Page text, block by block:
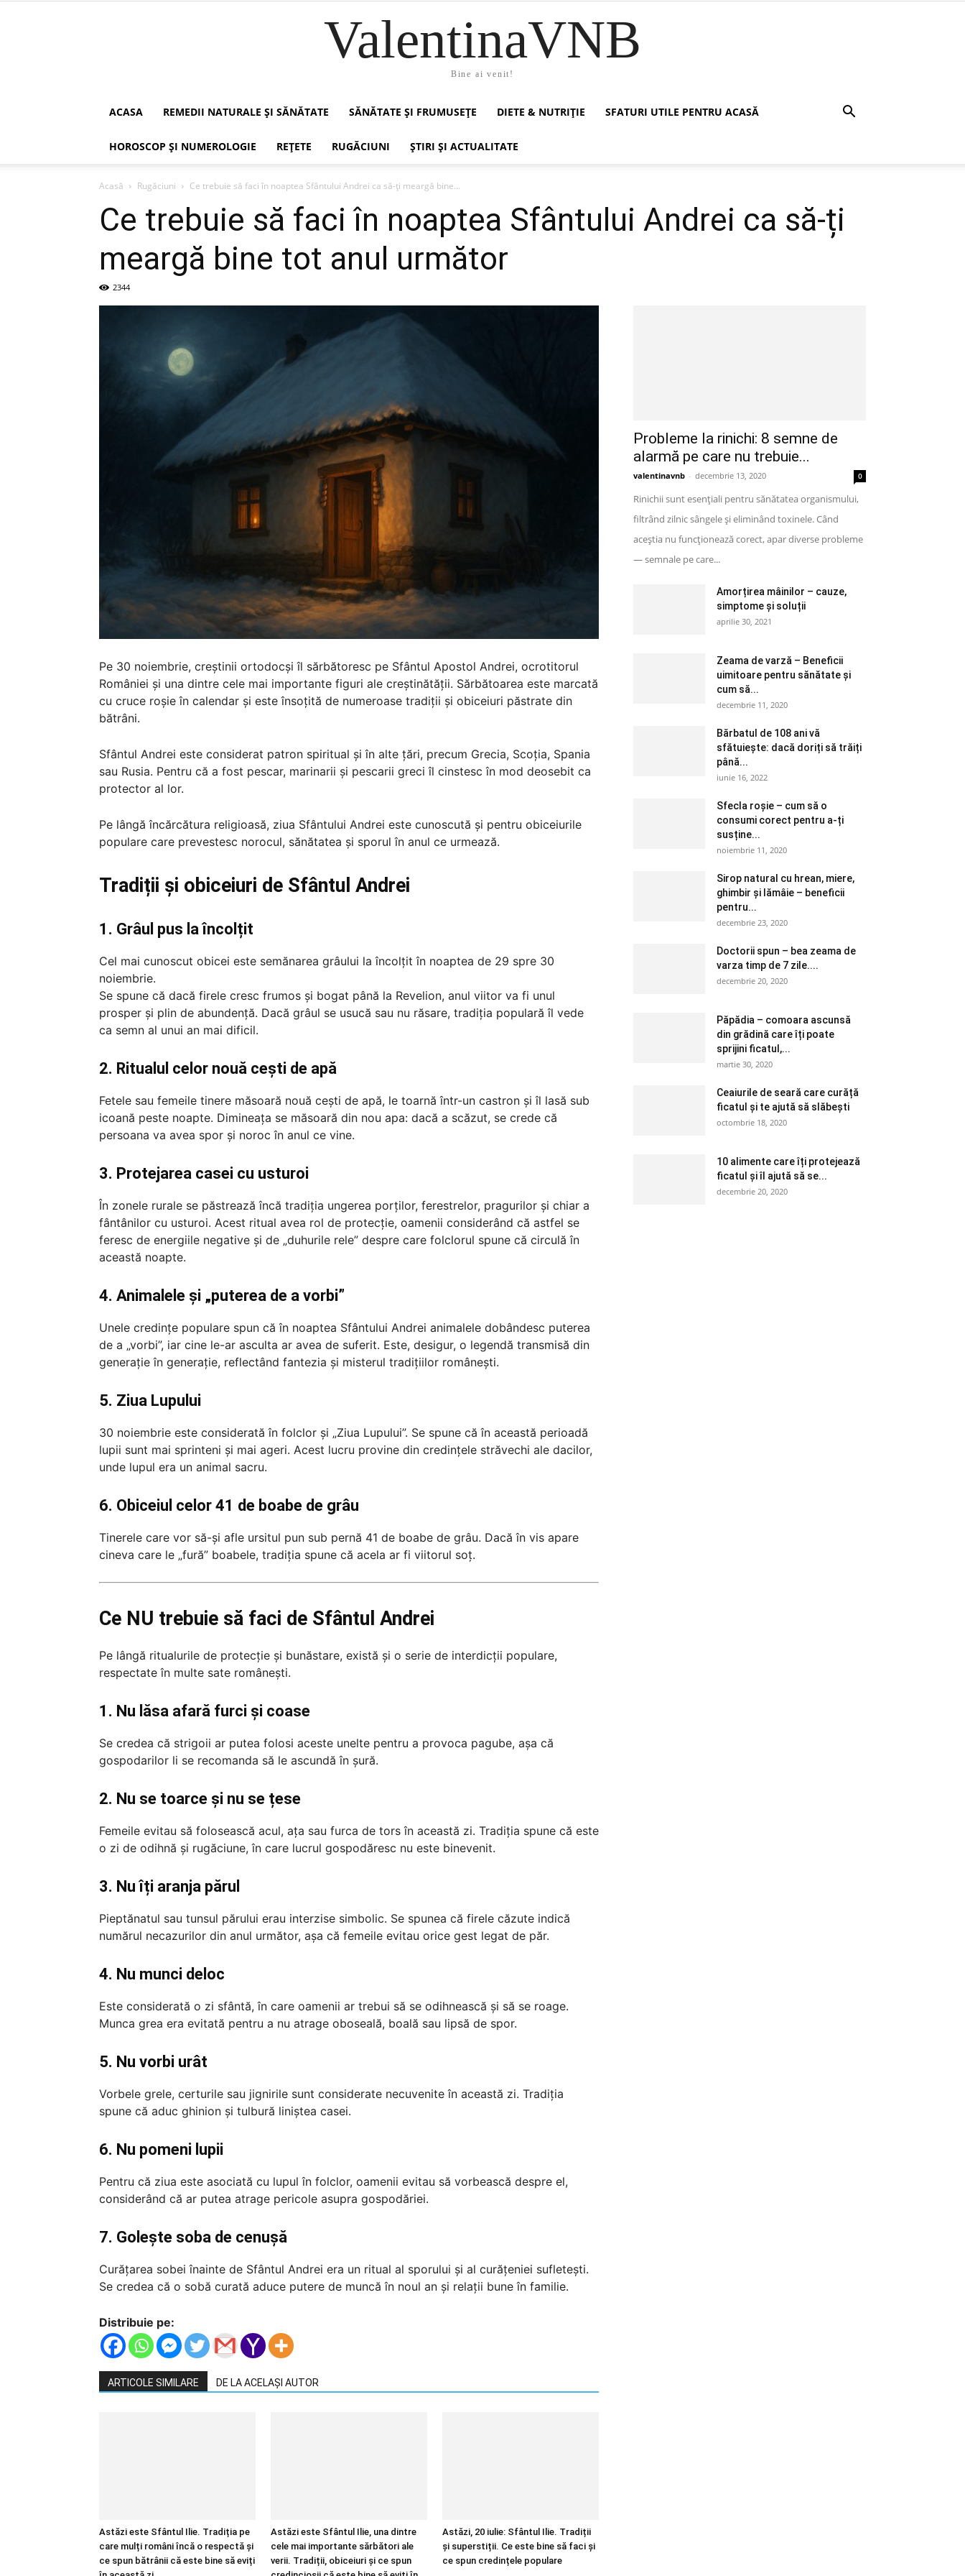
ValentinaVNB
Bine ai venit!
ACASA REMEDII NATURALE ȘI SĂNĂTATE SĂNĂTATE ȘI FRUMUSEȚE DIETE & NUTRIȚIE SFATURI UTILE PENTRU ACASĂ
HOROSCOP ȘI NUMEROLOGIE REȚETE RUGĂCIUNI ȘTIRI ȘI ACTUALITATE
Acasă Rugăciuni Ce trebuie să faci în noaptea Sfântului Andrei ca să-ți meargă bine...
Ce trebuie să faci în noaptea Sfântului Andrei ca să-ți
meargă bine tot anul următor
2344
Pe 30 noiembrie, creștinii ortodocși îl sărbătoresc pe Sfântul Apostol Andrei, ocrotitorul
României și una dintre cele mai importante figuri ale creștinătății. Sărbătoarea este marcată
cu cruce roșie în calendar și este însoțită de numeroase tradiții și obiceiuri păstrate din
bătrâni.
Sfântul Andrei este considerat patron spiritual și în alte țări, precum Grecia, Scoția, Spania
sau Rusia. Pentru că a fost pescar, marinarii și pescarii greci îl cinstesc în mod deosebit ca
protector al lor.
Pe lângă încărcătura religioasă, ziua Sfântului Andrei este cunoscută și pentru obiceiurile
populare care prevestesc norocul, sănătatea și sporul în anul ce urmează.
Tradiții și obiceiuri de Sfântul Andrei
1. Grâul pus la încolțit
Cel mai cunoscut obicei este semănarea grâului la încolțit în noaptea de 29 spre 30
noiembrie.
Se spune că dacă firele cresc frumos și bogat până la Revelion, anul viitor va fi unul
prosper și plin de abundență. Dacă grâul se usucă sau nu răsare, tradiția populară îl vede
ca semn al unui an mai dificil.
2. Ritualul celor nouă cești de apă
Fetele sau femeile tinere măsoară nouă cești de apă, le toarnă într-un castron și îl lasă sub
icoană peste noapte. Dimineața se măsoară din nou apa: dacă a scăzut, se crede că
persoana va avea spor și noroc în anul ce vine.
3. Protejarea casei cu usturoi
În zonele rurale se păstrează încă tradiția ungerea porților, ferestrelor, pragurilor și chiar a
fântânilor cu usturoi. Acest ritual avea rol de protecție, oamenii considerând că astfel se
feresc de energiile negative și de „duhurile rele” despre care folclorul spune că circulă în
această noapte.
4. Animalele și „puterea de a vorbi”
Unele credințe populare spun că în noaptea Sfântului Andrei animalele dobândesc puterea
de a „vorbi”, iar cine le-ar asculta ar avea de suferit. Este, desigur, o legendă transmisă din
generație în generație, reflectând fantezia și misterul tradițiilor românești.
5. Ziua Lupului
30 noiembrie este considerată în folclor și „Ziua Lupului”. Se spune că în această perioadă
lupii sunt mai sprinteni și mai ageri. Acest lucru provine din credințele străvechi ale dacilor,
unde lupul era un animal sacru.
6. Obiceiul celor 41 de boabe de grâu
Tinerele care vor să-și afle ursitul pun sub pernă 41 de boabe de grâu. Dacă în vis apare
cineva care le „fură” boabele, tradiția spune că acela ar fi viitorul soț.
Ce NU trebuie să faci de Sfântul Andrei
Pe lângă ritualurile de protecție și bunăstare, există și o serie de interdicții populare,
respectate în multe sate românești.
1. Nu lăsa afară furci și coase
Se credea că strigoii ar putea folosi aceste unelte pentru a provoca pagube, așa că
gospodarilor li se recomanda să le ascundă în șură.
2. Nu se toarce și nu se țese
Femeile evitau să folosească acul, ața sau furca de tors în această zi. Tradiția spune că este
o zi de odihnă și rugăciune, în care lucrul gospodăresc nu este binevenit.
3. Nu îți aranja părul
Pieptănatul sau tunsul părului erau interzise simbolic. Se spunea că firele căzute indică
numărul necazurilor din anul următor, așa că femeile evitau orice gest legat de păr.
4. Nu munci deloc
Este considerată o zi sfântă, în care oamenii ar trebui să se odihnească și să se roage.
Munca grea era evitată pentru a nu atrage oboseală, boală sau lipsă de spor.
5. Nu vorbi urât
Vorbele grele, certurile sau jignirile sunt considerate necuvenite în această zi. Tradiția
spune că aduc ghinion și tulbură liniștea casei.
6. Nu pomeni lupii
Pentru că ziua este asociată cu lupul în folclor, oamenii evitau să vorbească despre el,
considerând că ar putea atrage pericole asupra gospodăriei.
7. Golește soba de cenușă
Curățarea sobei înainte de Sfântul Andrei era un ritual al sporului și al curățeniei sufletești.
Se credea că o sobă curată aduce putere de muncă în noul an și relații bune în familie.
Distribuie pe:
ARTICOLE SIMILARE DE LA ACELAȘI AUTOR
Astăzi este Sfântul Ilie. Tradiția pe
care mulți români încă o respectă și
ce spun bătrânii că este bine să eviți
Astăzi este Sfântul Ilie, una dintre
cele mai importante sărbători ale
verii. Tradiții, obiceiuri și ce spun
Astăzi, 20 iulie: Sfântul Ilie. Tradiții
și superstiții. Ce este bine să faci și
ce spun credințele populare
Probleme la rinichi: 8 semne de
alarmă pe care nu trebuie...
valentinavnb - decembrie 13, 2020 0
Rinichii sunt esențiali pentru sănătatea organismului,
filtrând zilnic sângele și eliminând toxinele. Când
aceștia nu funcționează corect, apar diverse probleme
— semnale pe care...
Amorțirea mâinilor – cauze,
simptome și soluții
aprilie 30, 2021
Zeama de varză – Beneficii
uimitoare pentru sănătate și
cum să...
decembrie 11, 2020
Bărbatul de 108 ani vă
sfătuiește: dacă doriți să trăiți
până...
iunie 16, 2022
Sfecla roșie – cum să o
consumi corect pentru a-ți
susține...
noiembrie 11, 2020
Sirop natural cu hrean, miere,
ghimbir și lămâie – beneficii
pentru...
decembrie 23, 2020
Doctorii spun – bea zeama de
varza timp de 7 zile....
decembrie 20, 2020
Păpădia – comoara ascunsă
din grădină care îți poate
sprijini ficatul,...
martie 30, 2020
Ceaiurile de seară care curăță
ficatul și te ajută să slăbești
octombrie 18, 2020
10 alimente care îți protejează
ficatul și îl ajută să se...
decembrie 20, 2020